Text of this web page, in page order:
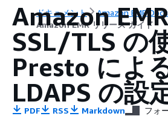
ドキュメント
Amazon EMR
Amazon EMR リリース ガイド
Amazon
SSL/TLS の
Presto によ
LDAPS の設
PDF RSS Markdown フォ